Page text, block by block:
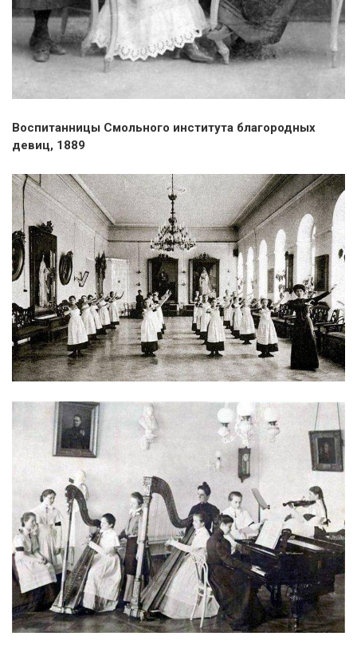
Воспитанницы Смольного института благородных
девиц, 1889